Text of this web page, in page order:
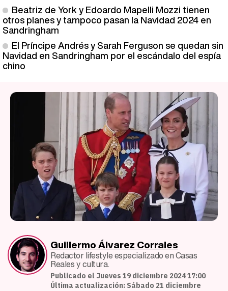
Beatriz de York y Edoardo Mapelli Mozzi tienen
otros planes y tampoco pasan la Navidad 2024 en
Sandringham
El Príncipe Andrés y Sarah Ferguson se quedan sin
Navidad en Sandringham por el escándalo del espía
chino
Guillermo Álvarez Corrales
Redactor lifestyle especializado en Casas
Reales y cultura.
Publicado el Jueves 19 diciembre 2024 17:00
Última actualización: Sábado 21 diciembre